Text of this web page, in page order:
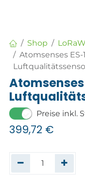
Shop
Atomsenses ES-
Atomsenses
Preise inkl.
399,72 €